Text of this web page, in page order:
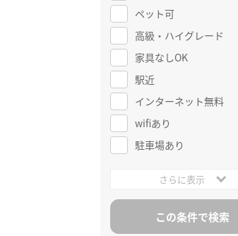
ペット可
高級・ハイグレード
家具なしOK
駅近
インターネット無料
wifiあり
駐車場あり
さらに表示